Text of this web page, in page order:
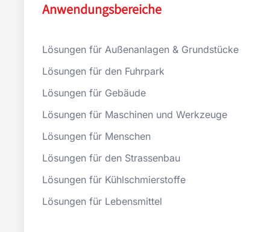
Anwendungsbereiche
Lösungen für Außenanlagen & Grundstücke
Lösungen für den Fuhrpark
Lösungen für Gebäude
Lösungen für Maschinen und Werkzeuge
Lösungen für Menschen
Lösungen für den Strassenbau
Lösungen für Kühlschmierstoffe
Lösungen für Lebensmittel